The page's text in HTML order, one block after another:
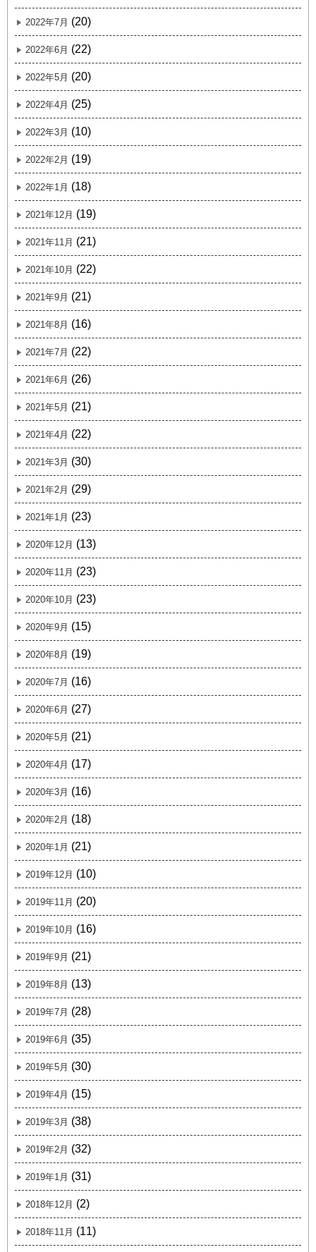
2022年7月 (20)
2022年6月 (22)
2022年5月 (20)
2022年4月 (25)
2022年3月 (10)
2022年2月 (19)
2022年1月 (18)
2021年12月 (19)
2021年11月 (21)
2021年10月 (22)
2021年9月 (21)
2021年8月 (16)
2021年7月 (22)
2021年6月 (26)
2021年5月 (21)
2021年4月 (22)
2021年3月 (30)
2021年2月 (29)
2021年1月 (23)
2020年12月 (13)
2020年11月 (23)
2020年10月 (23)
2020年9月 (15)
2020年8月 (19)
2020年7月 (16)
2020年6月 (27)
2020年5月 (21)
2020年4月 (17)
2020年3月 (16)
2020年2月 (18)
2020年1月 (21)
2019年12月 (10)
2019年11月 (20)
2019年10月 (16)
2019年9月 (21)
2019年8月 (13)
2019年7月 (28)
2019年6月 (35)
2019年5月 (30)
2019年4月 (15)
2019年3月 (38)
2019年2月 (32)
2019年1月 (31)
2018年12月 (2)
2018年11月 (11)